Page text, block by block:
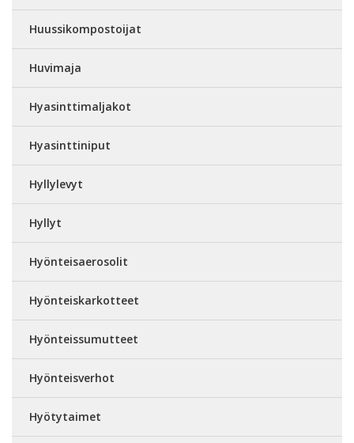
Huussikompostoijat
Huvimaja
Hyasinttimaljakot
Hyasinttiniput
Hyllylevyt
Hyllyt
Hyönteisaerosolit
Hyönteiskarkotteet
Hyönteissumutteet
Hyönteisverhot
Hyötytaimet